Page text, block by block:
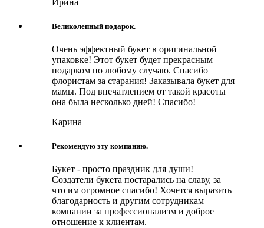
Великолепный подарок.
Очень эффектный букет в оригинальной
упаковке! Этот букет будет прекрасным
подарком по любому случаю. Спасибо
флористам за старания! Заказывала букет для
мамы. Под впечатлением от такой красоты
она была несколько дней! Спасибо!
Карина
Рекомендую эту компанию.
Букет - просто праздник для души!
Создатели букета постарались на славу, за
что им огромное спасибо! Хочется выразить
благодарность и другим сотрудникам
компании за профессионализм и доброе
отношение к клиентам.